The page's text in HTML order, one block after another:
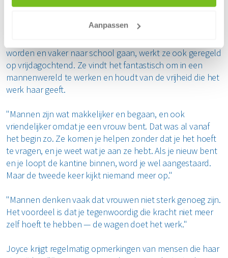
Aanpassen
allround chauffeur.
donderdag op de portaalwagen bij Renewi. De andere
worden en vaker naar school gaan, werkt ze ook geregeld
op vrijdagochtend. Ze vindt het fantastisch om in een
mannenwereld te werken en houdt van de vrijheid die het
werk haar geeft.
"Mannen zijn wat makkelijker en begaan, en ook
vriendelijker omdat je een vrouw bent. Dat was al vanaf
het begin zo. Ze komen je helpen zonder dat je het hoeft
te vragen, en je weet wat je aan ze hebt. Als je nieuw bent
en je loopt de kantine binnen, word je wel aangestaard.
Maar de tweede keer kijkt niemand meer op."
"Mannen denken vaak dat vrouwen niet sterk genoeg zijn.
Het voordeel is dat je tegenwoordig die kracht niet meer
zelf hoeft te hebben — de wagen doet het werk."
Joyce krijgt regelmatig opmerkingen van mensen die haar